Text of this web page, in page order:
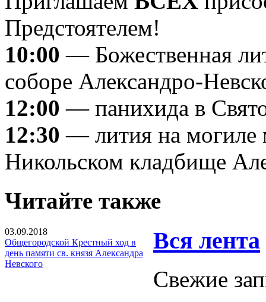
Предстоятелем!
10:00 — Божественная
соборе Александро-
12:00 — панихида в
12:30 — лития на могиле
Никольском кладбище
Читайте также
03.09.2018
Общегородской Крестный ход в
день памяти св. князя Александра
Невского
Вся лента
Свежие